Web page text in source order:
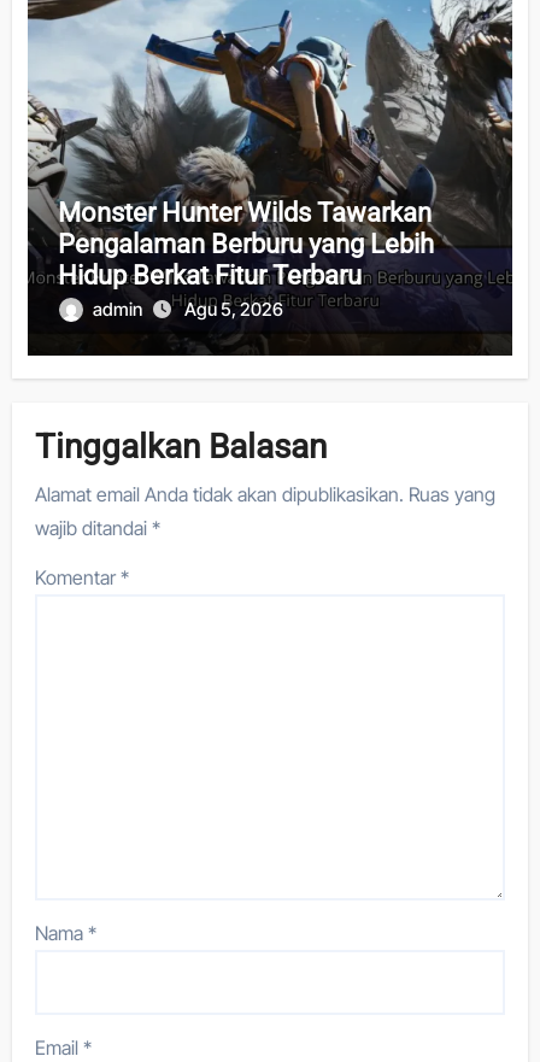
Monster Hunter Wilds Tawarkan
Pengalaman Berburu yang Lebih
Hidup Berkat Fitur Terbaru
admin Agu 5, 2026
Tinggalkan Balasan
Alamat email Anda tidak akan dipublikasikan. Ruas yang
wajib ditandai*
Komentar*
Nama*
Email*